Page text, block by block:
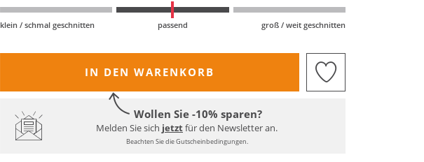
klein / schmal geschnitten passend groß / weit geschnitten
IN DEN WARENKORB
Wollen Sie -10% sparen?
Melden Sie sich jetztfür den Newsletter an.
Beachten Sie die Gutscheinbedingungen.